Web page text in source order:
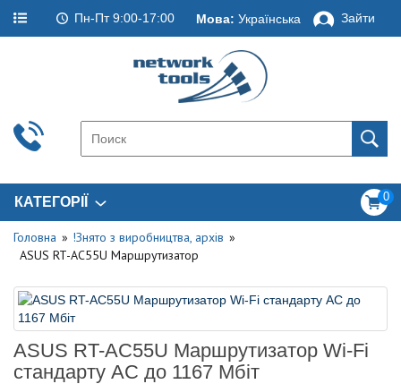
Пн-Пт 9:00-17:00 Мова: Українська Зайти
КАТЕГОРІЇ 0
Головна
!Знято з виробництва, архів
ASUS RT-AC55U Маршрутизатор
ASUS RT-AC55U Маршрутизатор Wi-Fi
стандарту AC до 1167 Мбіт